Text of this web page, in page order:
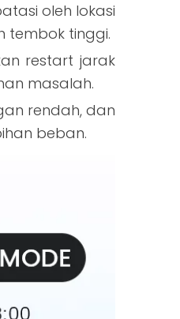
oleh lokasi
tembok tinggi.
restart jarak
masalah.
rendah, dan
beban.